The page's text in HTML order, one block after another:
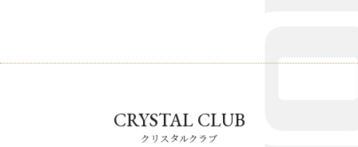
CRYSTAL CLUB
クリスタルクラブ